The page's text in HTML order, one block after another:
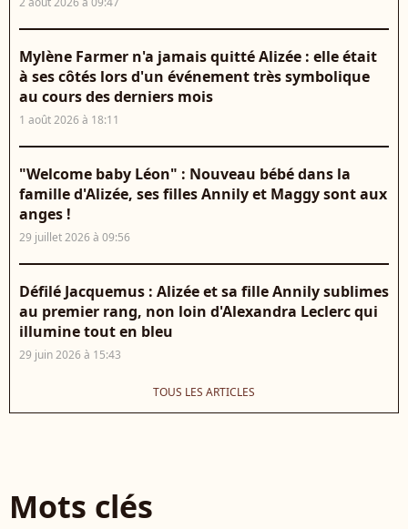
Mylène Farmer n'a jamais quitté Alizée : elle était
à ses côtés lors d'un événement très symbolique
au cours des derniers mois
1 août 2026 à 18:11
"Welcome baby Léon" : Nouveau bébé dans la
famille d'Alizée, ses filles Annily et Maggy sont aux
anges !
29 juillet 2026 à 09:56
Défilé Jacquemus : Alizée et sa fille Annily sublimes
au premier rang, non loin d'Alexandra Leclerc qui
illumine tout en bleu
29 juin 2026 à 15:43
TOUS LES ARTICLES
Mots clés